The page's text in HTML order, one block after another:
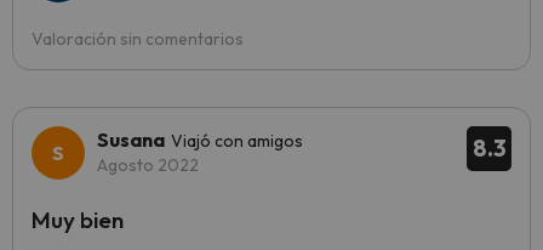
Valoración sin comentarios
8.3
Susana Viajó con amigos
Agosto 2022
Muy bien